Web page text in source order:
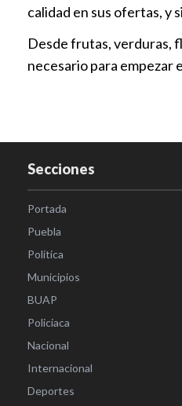
calidad en sus ofertas, y
Desde frutas, verduras,
necesario para empezar
Secciones
Portada
Puebla
Política
Municipios
BUAP
Policiaca
Nacional
Internacional
Deportes